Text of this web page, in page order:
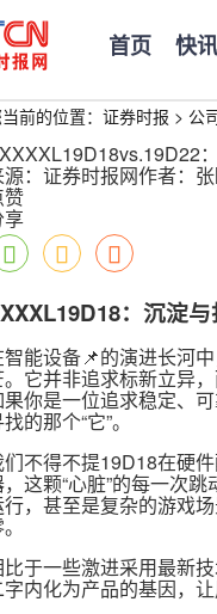
首页 快讯
前的位置： 证券时报 > 公
源：证券时报网作者：
赞
享
：沉淀
智能设备📌的演进长河
。它并非追求标新立异
果你是一位追求稳定、
的那个“它”。
们不得不提19D18在硬
这颗“心脏”的每一次
行，甚至是复杂的游戏
于一些激进采用最新
字内化为产品的基因，